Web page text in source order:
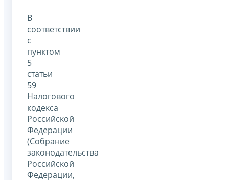
В
соответствии
с
пунктом
5
статьи
59
Налогового
кодекса
Российской
Федерации
(Собрание
законодательства
Российской
Федерации,